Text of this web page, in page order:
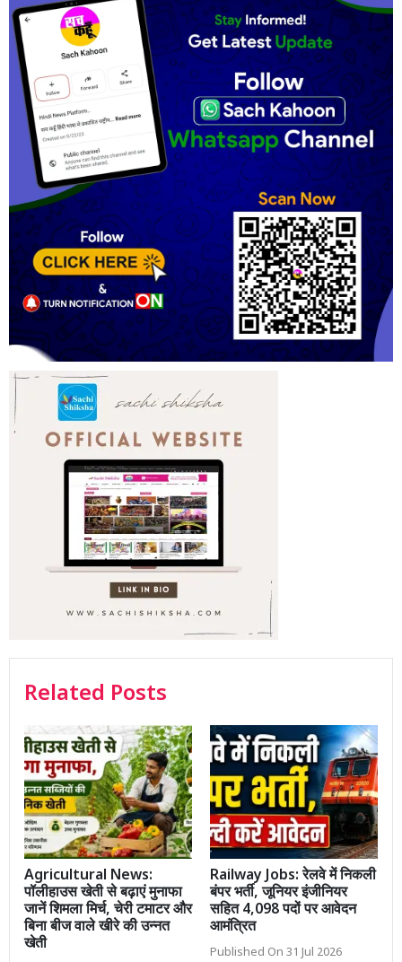
Related Posts
Agricultural News:
पॉलीहाउस खेती से बढ़ाएं मुनाफा
जानें शिमला मिर्च, चेरी टमाटर और
बिना बीज वाले खीरे की उन्नत
खेती
Railway Jobs: रेलवे में निकली
बंपर भर्ती, जूनियर इंजीनियर
सहित 4,098 पदों पर आवेदन
आमंत्रित
Published On 31 Jul 2026